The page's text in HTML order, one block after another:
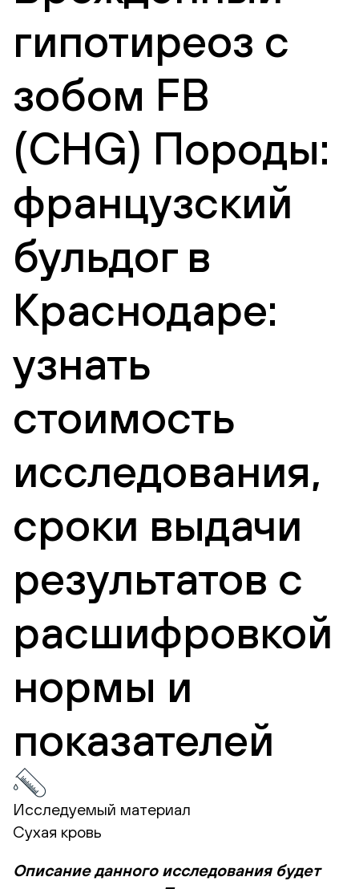
гипотиреоз с
зобом FB
(CHG) Породы:
французский
бульдог в
Краснодаре:
узнать
стоимость
исследования,
сроки выдачи
результатов с
расшифровкой
нормы и
показателей
Исследуемый материал
Сухая кровь
Описание данного исследования будет